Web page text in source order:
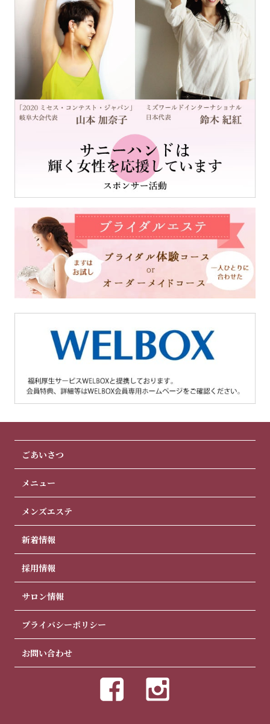
ごあいさつ
メニュー
メンズエステ
新着情報
採用情報
サロン情報
プライバシーポリシー
お問い合わせ